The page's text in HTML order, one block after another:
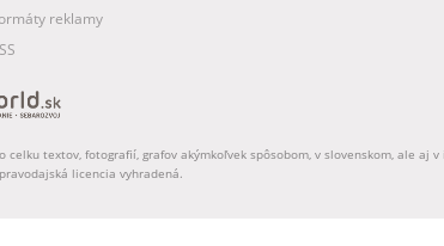
reklamy
textov, fotografií, grafov akýmkoľvek spôsobom, v slovenskom, ale aj
licencia vyhradená.